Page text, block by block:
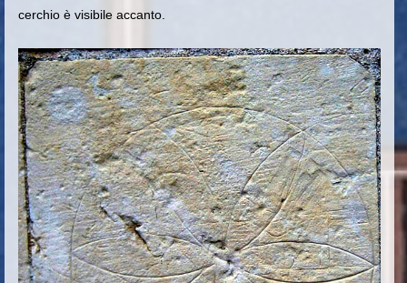
cerchio è visibile accanto.